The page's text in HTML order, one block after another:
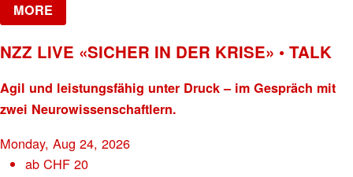
MORE
NZZ LIVE «SICHER IN DER KRISE» • TALK
Agil und leistungsfähig unter Druck – im Gespräch mit
zwei Neurowissenschaftlern.
Monday, Aug 24, 2026
abCHF 20